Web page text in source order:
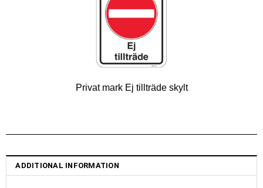
Privat mark Ej tillträde skylt
ADDITIONAL INFORMATION